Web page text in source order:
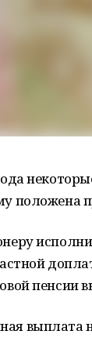
положена
пенсии
выплата